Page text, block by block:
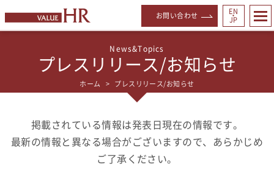
お問い合わせ
EN
・
JP
プレスリリース/お知らせ
ホーム プレスリリース/お知らせ
掲載されている情報は発表日現在の情報です。
最新の情報と異なる場合がございますので、あらかじめ
ご了承ください。